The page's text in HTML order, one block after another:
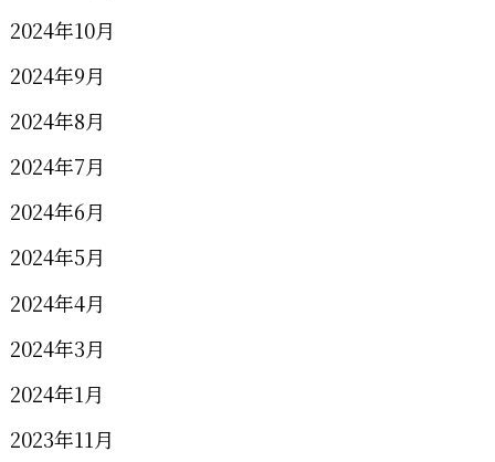
2024年10月
2024年9月
2024年8月
2024年7月
2024年6月
2024年5月
2024年4月
2024年3月
2024年1月
2023年11月